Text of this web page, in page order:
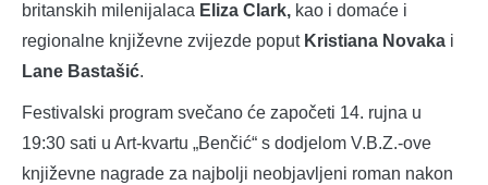
britanskih milenijalaca Eliza Clark, kao i domaće i
regionalne književne zvijezde poput Kristiana Novaka i
Lane Bastašić.
Festivalski program svečano će započeti 14. rujna u
19:30 sati u Art-kvartu „Benčić“ s dodjelom V.B.Z.-ove
književne nagrade za najbolji neobjavljeni roman nakon